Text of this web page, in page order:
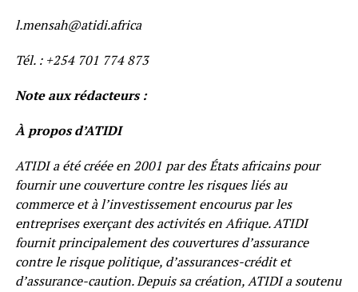
l.mensah@atidi.africa
Tél. : +254 701 774 873
Note aux rédacteurs :
À propos d’ATIDI
ATIDI a été créée en 2001 par des États africains pour
fournir une couverture contre les risques liés au
commerce et à l’investissement encourus par les
entreprises exerçant des activités en Afrique. ATIDI
fournit principalement des couvertures d’assurance
contre le risque politique, d’assurances-crédit et
d’assurance-caution. Depuis sa création, ATIDI a soutenu